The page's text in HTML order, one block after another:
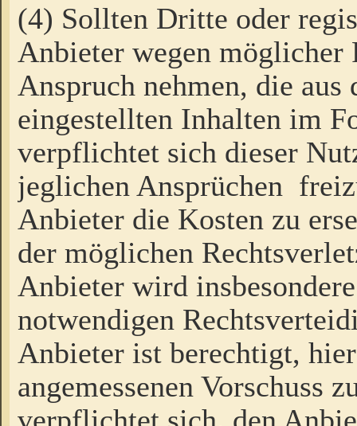
(4) Sollten Dritte oder
Anbieter wegen möglicher
Anspruch nehmen, die
eingestellten Inhalten im
verpflichtet sich dieser
jeglichen Ansprüchen
Anbieter die Kosten zu
der möglichen
Anbieter wird
notwendigen
Anbieter ist berechtigt,
angemessenen Vorschuss
verpflichtet sich, den